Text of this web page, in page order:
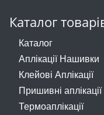
Каталог
Каталог
Аплікації Нашивки
Клейові Аплікації
Пришивні аплікації
Термоаплікації